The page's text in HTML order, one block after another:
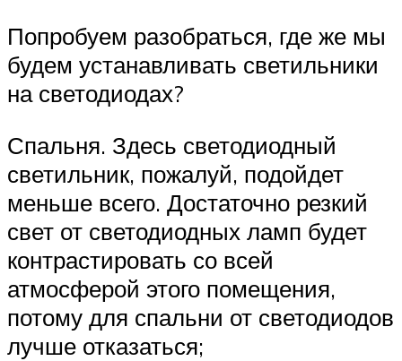
Попробуем разобраться, где же мы
будем устанавливать светильники
на светодиодах?
Спальня. Здесь светодиодный
светильник, пожалуй, подойдет
меньше всего. Достаточно резкий
свет от светодиодных ламп будет
контрастировать со всей
атмосферой этого помещения,
потому для спальни от светодиодов
лучше отказаться;